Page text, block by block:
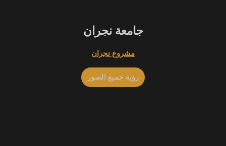
جامعة نجران
مشروع نجران
رؤية جميع الصور